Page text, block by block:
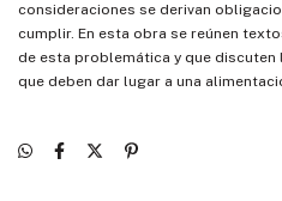
consideraciones se derivan
cumplir. En esta obra se reúnen
de esta problemática y que
que deben dar lugar a una